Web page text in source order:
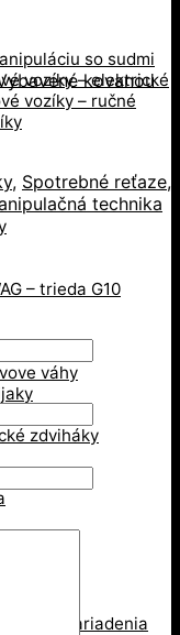
so sudmi
vozíky – elektrické
vozíky – ručné
– trieda G10
váhy
zdviháky
zariadenia
kovanou
, Spotrebné reťaze,
technika